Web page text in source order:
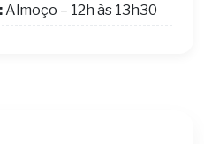
Almoço – 12h às 13h30